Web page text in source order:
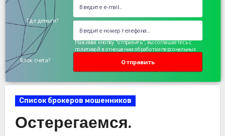
Где деньги?
Блок счета? Отправить
Нажимая кнопку "отправить", вы соглашаетесь с
политикой в отношении обработки персональных
Список брокеров мошенников
Остерегаемся.